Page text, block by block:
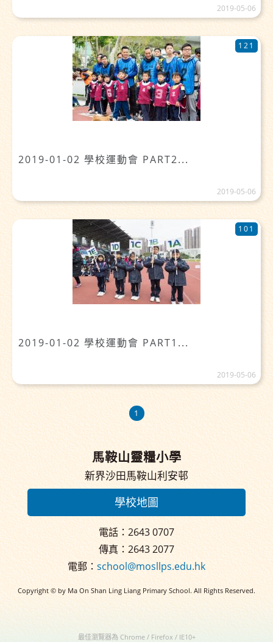
2019-05-06
2019-01-02 學校運動會 PART2...
121
2019-05-06
2019-01-02 學校運動會 PART1...
101
2019-05-06
1
馬鞍山靈糧小學
新界沙田馬鞍山利安邨
學校地圖
電話：2643 0707
傳真：2643 2077
電郵： school@mosllps.edu.hk
Copyright © by Ma On Shan Ling Liang Primary School. All Rights Reserved.
最佳瀏覽器為 Chrome / Firefox / IE10+